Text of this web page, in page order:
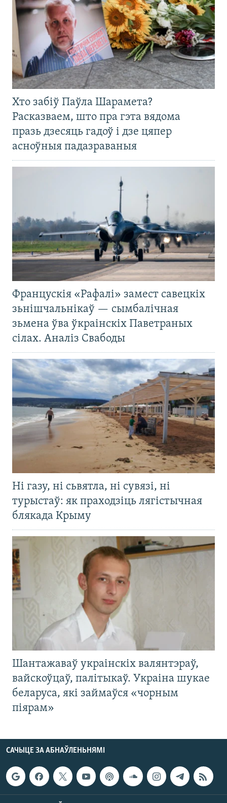
Хто забіў Паўла Шарамета?
Расказваем, што пра гэта вядома
празь дзесяць гадоў і дзе цяпер
асноўныя падазраваныя
Францускія «Рафалі» замест савецкіх
зьнішчальнікаў — сымбалічная
зьмена ўва ўкраінскіх Паветраных
сілах. Аналіз Свабоды
Ні газу, ні сьвятла, ні сувязі, ні
турыстаў: як праходзіць лягістычная
блякада Крыму
Шантажаваў украінскіх валянтэраў,
вайскоўцаў, палітыкаў. Украіна шукае
беларуса, які займаўся «чорным
піярам»
САЧЫЦЕ ЗА АБНАЎЛЕНЬНЯМІ